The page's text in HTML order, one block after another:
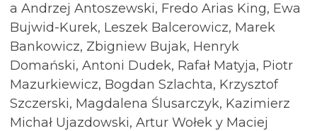
a Andrzej Antoszewski, Fredo Arias King, Ewa
Bujwid-Kurek, Leszek Balcerowicz, Marek
Bankowicz, Zbigniew Bujak, Henryk
Domański, Antoni Dudek, Rafał Matyja, Piotr
Mazurkiewicz, Bogdan Szlachta, Krzysztof
Szczerski, Magdalena Ślusarczyk, Kazimierz
Michał Ujazdowski, Artur Wołek y Maciej